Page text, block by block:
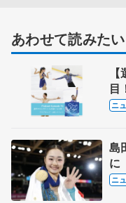
あわせて読みたい
目
ト
ニ
島
に
ニ